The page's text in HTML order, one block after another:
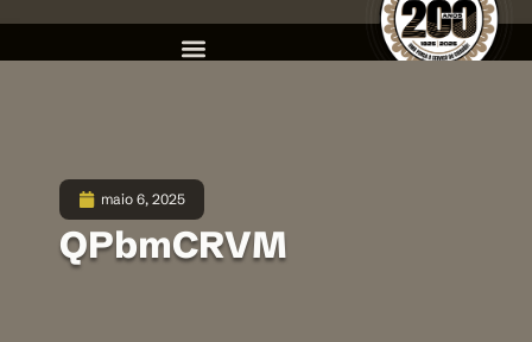
maio 6, 2025
QPbmCRVM